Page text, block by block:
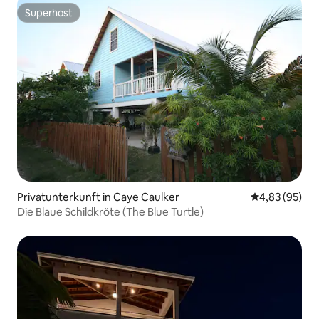
Superhost
Superhost
Privatunterkunft in Caye Caulker
4,83 (95)
Die Blaue Schildkröte (The Blue Turtle)